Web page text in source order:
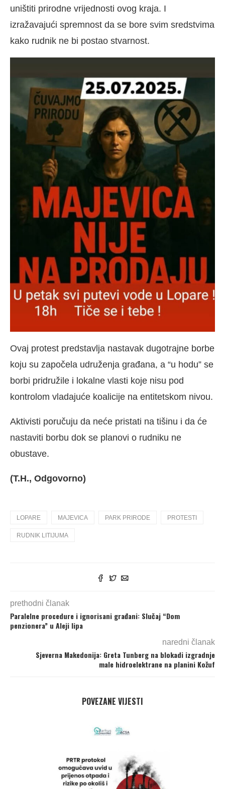
uništiti prirodne vrijednosti ovog kraja. I
izražavajući spremnost da se bore svim sredstvima
kako rudnik ne bi postao stvarnost.
Ovaj protest predstavlja nastavak dugotrajne borbe
koju su započela udruženja građana, a “u hodu” se
borbi pridružile i lokalne vlasti koje nisu pod
kontrolom vladajuće koalicije na entitetskom nivou.
Aktivisti poručuju da neće pristati na tišinu i da će
nastaviti borbu dok se planovi o rudniku ne
obustave.
(T.H., Odgovorno)
LOPARE MAJEVICA PARK PRIRODE PROTESTI
RUDNIK LITIJUMA
prethodni članak
Paralelne procedure i ignorisani građani: Slučaj “Dom
penzionera” u Aleji lipa
naredni članak
Sjeverna Makedonija: Greta Tunberg na blokadi izgradnje
male hidroelektrane na planini Kožuf
POVEZANE VIJESTI